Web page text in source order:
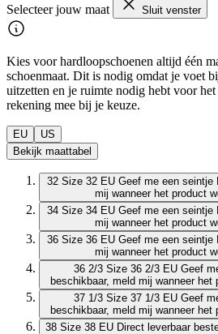
Selecteer jouw maat Sluit venster
Kies voor hardloopschoenen altijd één
schoenmaat. Dit is nodig omdat je voet
uitzetten en je ruimte nodig hebt voor
rekening mee bij je keuze.
EU
US
Bekijk maattabel
32 Size 32 EU Geef me een seintje
mij wanneer het product
34 Size 34 EU Geef me een seintje
mij wanneer het product
36 Size 36 EU Geef me een seintje
mij wanneer het product
36 2/3 Size 36 2/3 EU Geef
beschikbaar, meld mij wanneer het
37 1/3 Size 37 1/3 EU Geef
beschikbaar, meld mij wanneer het
38 Size 38 EU Direct leverbaar